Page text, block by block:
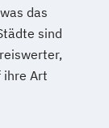
das
sind
ihre Art